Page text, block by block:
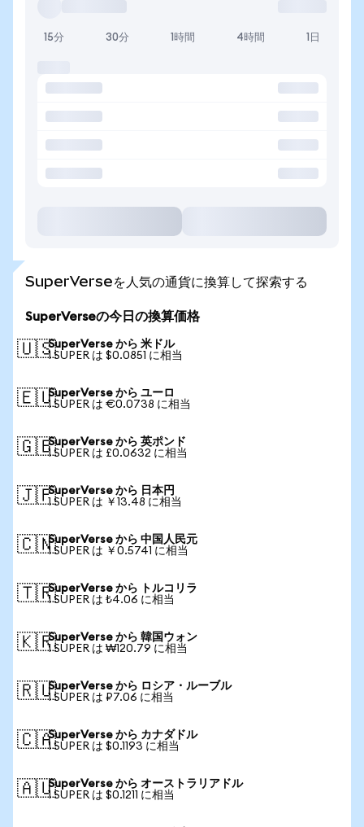
15分 30分 1時間 4時間 1日
SuperVerseを人気の通貨に換算して探索する
SuperVerseの今日の換算価格
🇺🇸SuperVerse から 米ドル
1 SUPER は $0.0851 に相当
🇪🇺SuperVerse から ユーロ
1 SUPER は €0.0738 に相当
🇬🇧SuperVerse から 英ポンド
1 SUPER は £0.0632 に相当
🇯🇵SuperVerse から 日本円
1 SUPER は ￥13.48 に相当
🇨🇳SuperVerse から 中国人民元
1 SUPER は ￥0.5741 に相当
🇹🇷SuperVerse から トルコリラ
1 SUPER は ₺4.06 に相当
🇰🇷SuperVerse から 韓国ウォン
1 SUPER は ₩120.79 に相当
🇷🇺SuperVerse から ロシア・ルーブル
1 SUPER は ₽7.06 に相当
🇨🇦SuperVerse から カナダドル
1 SUPER は $0.1193 に相当
🇦🇺SuperVerse から オーストラリアドル
1 SUPER は $0.1211 に相当